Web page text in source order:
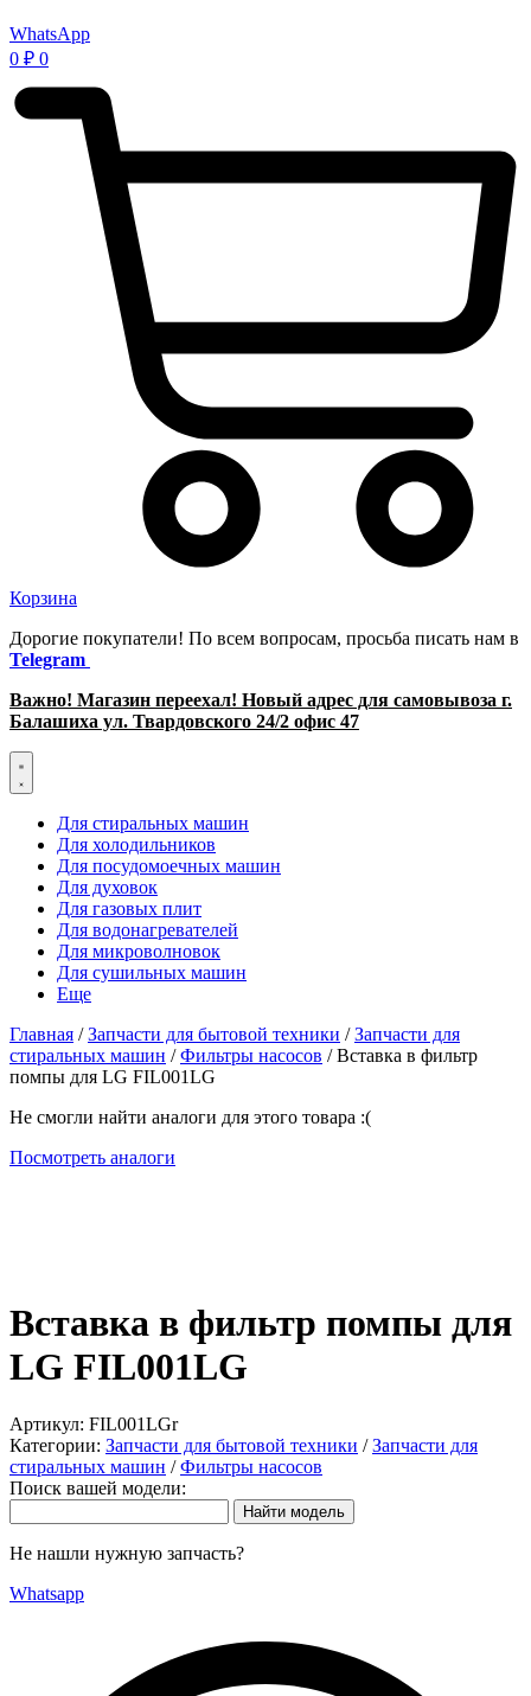
WhatsApp
0 ₽ 0
Корзина
Дорогие покупатели! По всем вопросам, просьба писать нам в
Telegram
Важно! Магазин переехал! Новый адрес для самовывоза г.
Балашиха ул. Твардовского 24/2 офис 47
Для стиральных машин
Для холодильников
Для посудомоечных машин
Для духовок
Для газовых плит
Для водонагревателей
Для микроволновок
Для сушильных машин
Еще
Главная /Запчасти для бытовой техники /Запчасти для
стиральных машин /Фильтры насосов / Вставка в фильтр
помпы для LG FIL001LG
Не смогли найти аналоги для этого товара :(
Посмотреть аналоги
Вставка в фильтр помпы для
LG FIL001LG
Артикул: FIL001LGr
Категории: Запчасти для бытовой техники /Запчасти для
стиральных машин /Фильтры насосов
Поиск вашей модели:
Не нашли нужную запчасть?
Whatsapp